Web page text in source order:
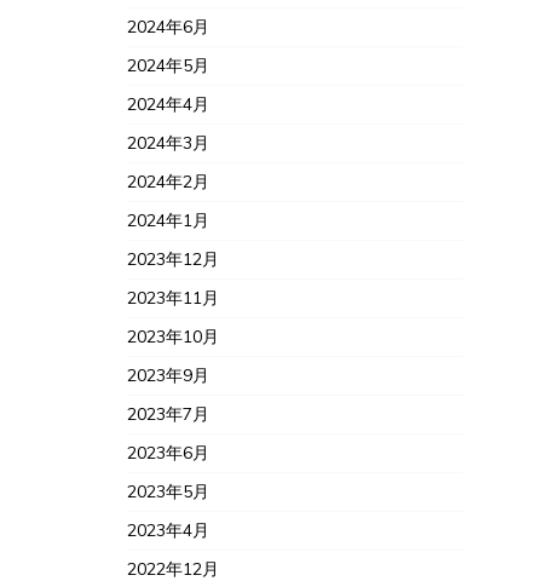
2024年6月
2024年5月
2024年4月
2024年3月
2024年2月
2024年1月
2023年12月
2023年11月
2023年10月
2023年9月
2023年7月
2023年6月
2023年5月
2023年4月
2022年12月